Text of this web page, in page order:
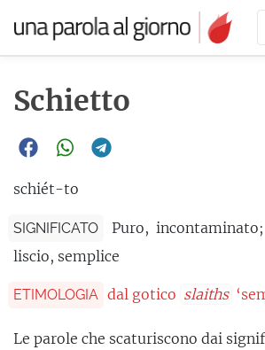
Schietto
schiét-to
SIGNIFICATO
Puro,
liscio, semplice
ETIMOLOGIA dal gotico slaiths
Le parole che scaturiscono dai